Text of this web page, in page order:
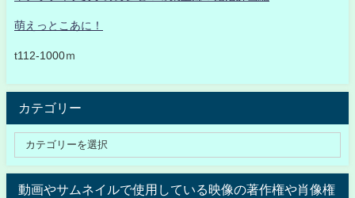
萌えっとこあに！
t112-1000ｍ
カテゴリー
動画やサムネイルで使用している映像の著作権や肖像権